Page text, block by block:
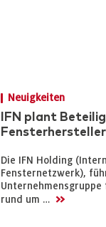
Neuigkeiten
IFN plant
Fensterhersteller
Die IFN Holding
Fensternetzwerk),
rund um … >>